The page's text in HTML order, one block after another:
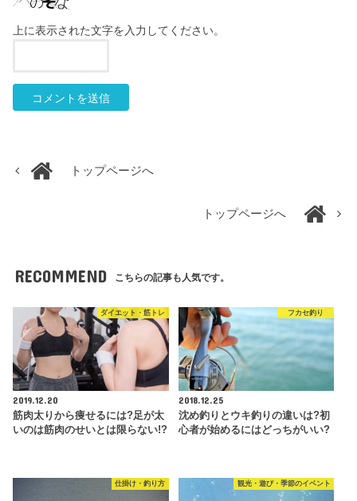
上に表示された文字を入力してください。
トップページへ
トップページへ
RECOMMEND こちらの記事も人気です。
ダイエット・筋トレ
2019.12.20
筋肉太りから痩せるには?足が太
いのは筋肉のせいとは限らない!?
フカセ釣り
2018.12.25
沈め釣りとウキ釣りの違いは?初
心者が始めるにはどっちがいい?
仕掛け・釣り方 観光・遊び・季節のイベント